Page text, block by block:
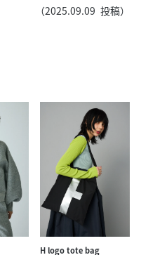
（2025.09.09 投稿）
H logo tote bag